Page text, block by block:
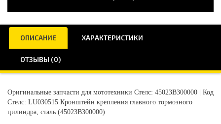
ОПИСАНИЕ ХАРАКТЕРИСТИКИ
ОТЗЫВЫ (0)
Оригинальные запчасти для мототехники Стелс: 45023B300000 | Код
Стелс: LU030515 Кронштейн крепления главного тормозного
цилиндра, сталь (45023B300000)